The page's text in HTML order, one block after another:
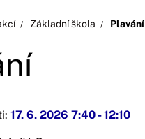
Základní škola Plavání
17. 6. 2026 7:40 -12:10